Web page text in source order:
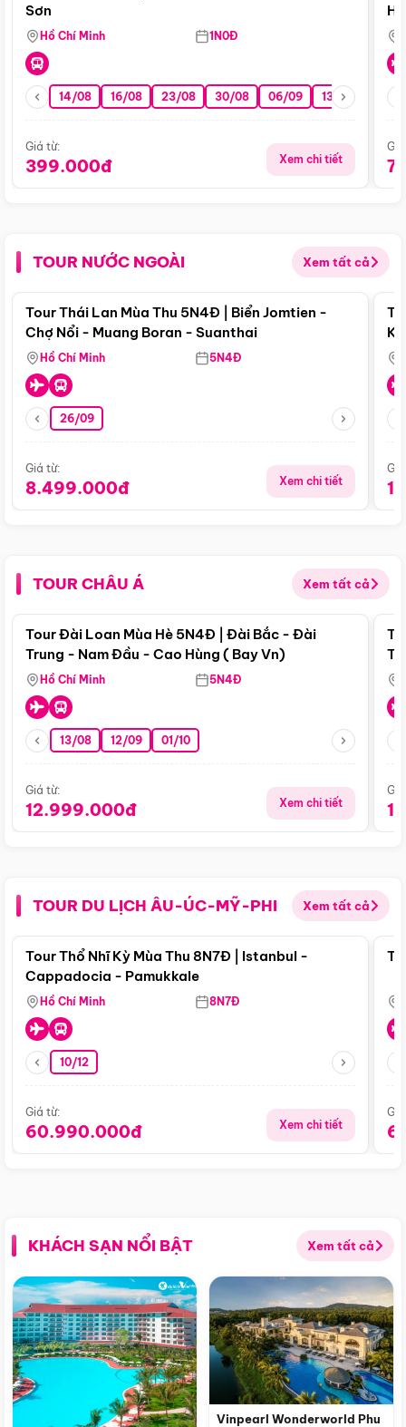
Sơn
Hồ Chí Minh 1N0Đ
14/08 16/08 23/08 30/08 06/09 13/09 20/09
Giá từ:
399.000đ Xem chi tiết
TOUR NƯỚC NGOÀI Xem tất cả
Điểm nổi bật
Tour Thái Lan Mùa Thu 5N4Đ | Biển Jomtien -
Chợ Nổi - Muang Boran - Suanthai
Hồ Chí Minh 5N4Đ
26/09
Giá từ:
8.499.000đ Xem chi tiết
TOUR CHÂU Á Xem tất cả
Điểm nổi bật
Tour Đài Loan Mùa Hè 5N4Đ | Đài Bắc - Đài
Trung - Nam Đầu - Cao Hùng ( Bay Vn)
Hồ Chí Minh 5N4Đ
13/08 12/09 01/10
Giá từ:
12.999.000đ Xem chi tiết
TOUR DU LỊCH ÂU-ÚC-MỸ-PHI Xem tất cả
Điểm nổi bật
Tour Thổ Nhĩ Kỳ Mùa Thu 8N7Đ | Istanbul -
Cappadocia - Pamukkale
Hồ Chí Minh 8N7Đ
10/12
Giá từ:
60.990.000đ Xem chi tiết
KHÁCH SẠN NỔI BẬT Xem tất cả
Vinpearl Wonderworld Phu